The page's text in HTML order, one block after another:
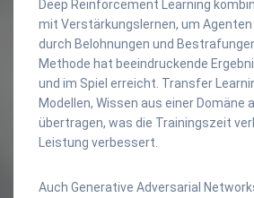
Deep Reinforcement Learning
mit Verstärkungslernen, um Agenten
durch Belohnungen und
Methode hat beeindruckende
und im Spiel erreicht. Transfer
Modellen, Wissen aus einer Domäne
übertragen, was die Trainingszeit
Leistung verbessert.
Auch Generative Adversarial